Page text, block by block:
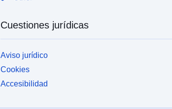
Cuestiones jurídicas
Aviso jurídico
Cookies
Accesibilidad